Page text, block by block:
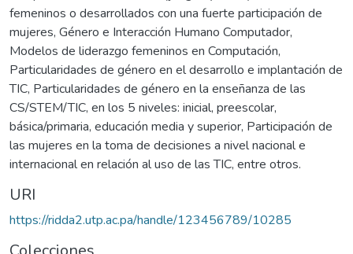
femeninos o desarrollados con una fuerte participación de
mujeres, Género e Interacción Humano Computador,
Modelos de liderazgo femeninos en Computación,
Particularidades de género en el desarrollo e implantación de
TIC, Particularidades de género en la enseñanza de las
CS/STEM/TIC, en los 5 niveles: inicial, preescolar,
básica/primaria, educación media y superior, Participación de
las mujeres en la toma de decisiones a nivel nacional e
internacional en relación al uso de las TIC, entre otros.
URI
https://ridda2.utp.ac.pa/handle/123456789/10285